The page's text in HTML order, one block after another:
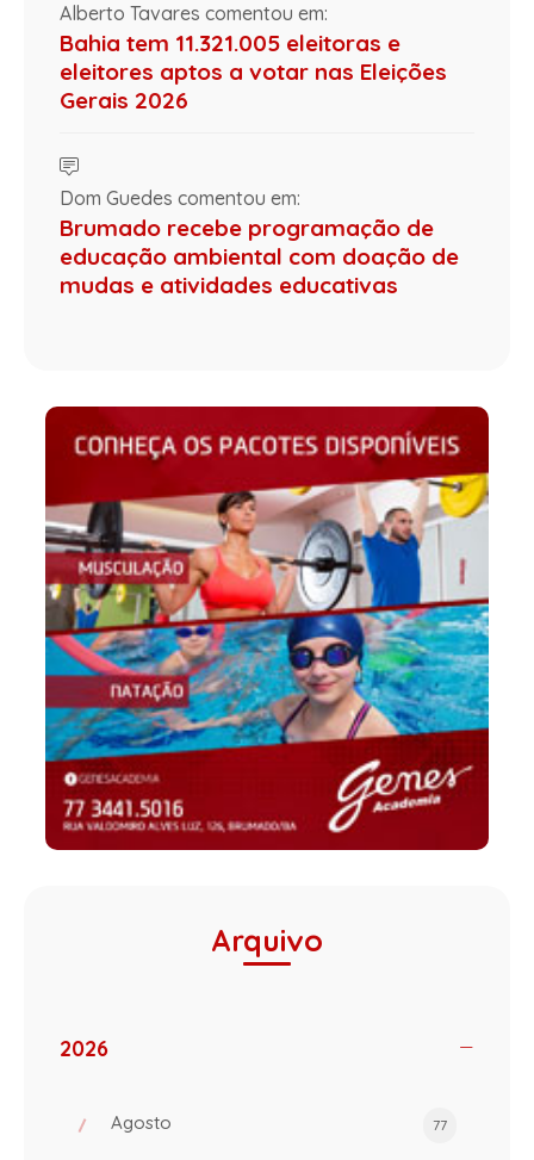
Alberto Tavares comentou em:
Bahia tem 11.321.005 eleitoras e
eleitores aptos a votar nas Eleições
Gerais 2026
Dom Guedes comentou em:
Brumado recebe programação de
educação ambiental com doação de
mudas e atividades educativas
Arquivo
2026
Agosto 77